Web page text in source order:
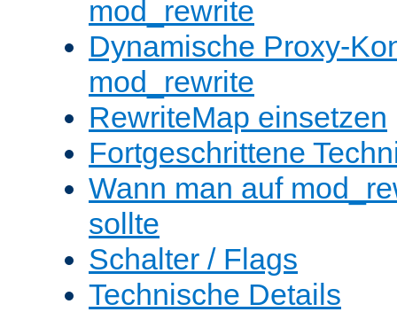
mod_rewrite
Dynamische Proxy-
mod_rewrite
RewriteMap einsetzen
Fortgeschrittene
Wann man auf
sollte
Schalter / Flags
Technische Details